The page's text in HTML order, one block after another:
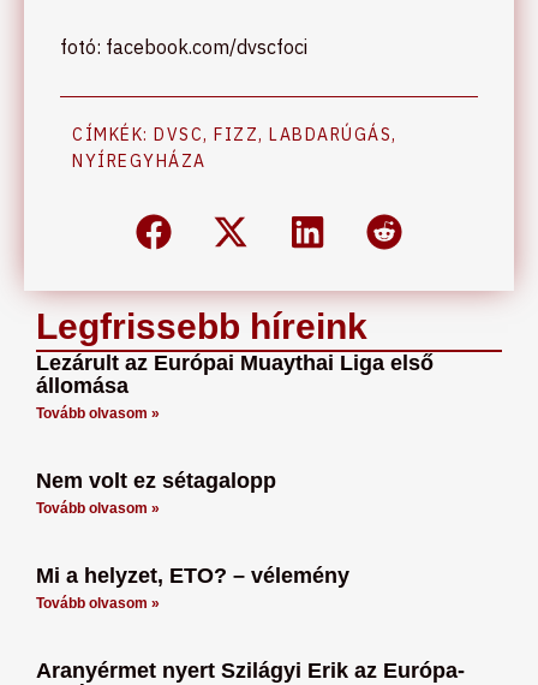
Legfrissebb híreink
Lezárult az Európai Muaythai Liga első
állomása
Tovább olvasom »
Nem volt ez sétagalopp
Tovább olvasom »
Mi a helyzet, ETO? – vélemény
Tovább olvasom »
Aranyérmet nyert Szilágyi Erik az Európa-
fotó: facebook.com/dvscfoci
CÍMKÉK: DVSC, FIZZ, LABDARÚGÁS,
NYÍREGYHÁZA